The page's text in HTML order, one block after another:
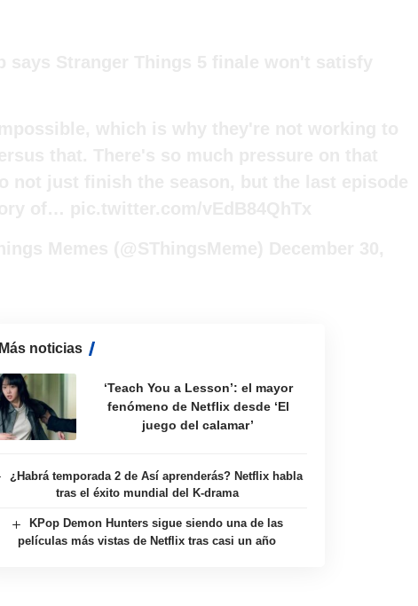
Más noticias
‘Teach You a Lesson’: el mayor
fenómeno de Netflix desde ‘El
juego del calamar’
¿Habrá temporada 2 de Así aprenderás? Netflix habla
tras el éxito mundial del K-drama
KPop Demon Hunters sigue siendo una de las
películas más vistas de Netflix tras casi un año